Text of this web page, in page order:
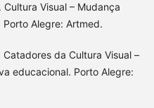
Cultura Visual – Mudança
Alegre: Artmed.
Catadores da Cultura Visual –
educacional. Porto Alegre: